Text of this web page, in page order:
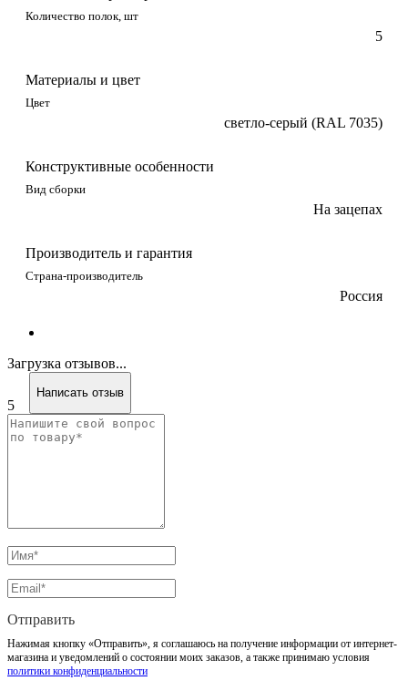
Количество полок, шт
5
Материалы и цвет
Цвет
светло-серый (RAL 7035)
Конструктивные особенности
Вид сборки
На зацепах
Производитель и гарантия
Страна-производитель
Россия
Загрузка отзывов...
5
Написать отзыв
Отправить
Нажимая кнопку «Отправить», я соглашаюсь на получение информации от интернет-
магазина и уведомлений о состоянии моих заказов, а также принимаю условия
политики конфиденциальности